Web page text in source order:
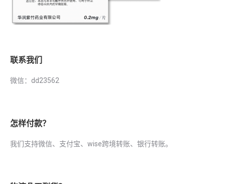
联系我们
微信：dd23562
怎样付款？
我们支持微信、支付宝、wise跨境转账、银行转账。